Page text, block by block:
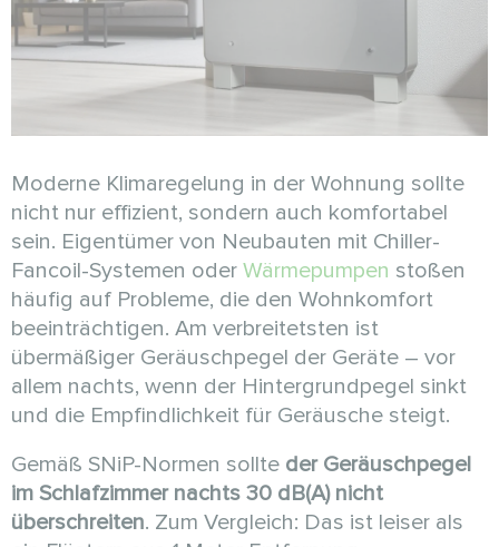
Moderne Klimaregelung in der Wohnung sollte
nicht nur effizient, sondern auch komfortabel
sein. Eigentümer von Neubauten mit Chiller-
Fancoil-Systemen oder Wärmepumpen stoßen
häufig auf Probleme, die den Wohnkomfort
beeinträchtigen. Am verbreitetsten ist
übermäßiger Geräuschpegel der Geräte – vor
allem nachts, wenn der Hintergrundpegel sinkt
und die Empfindlichkeit für Geräusche steigt.
Gemäß SNiP-Normen sollte der Geräuschpegel
im Schlafzimmer nachts 30 dB(A) nicht
überschreiten. Zum Vergleich: Das ist leiser als